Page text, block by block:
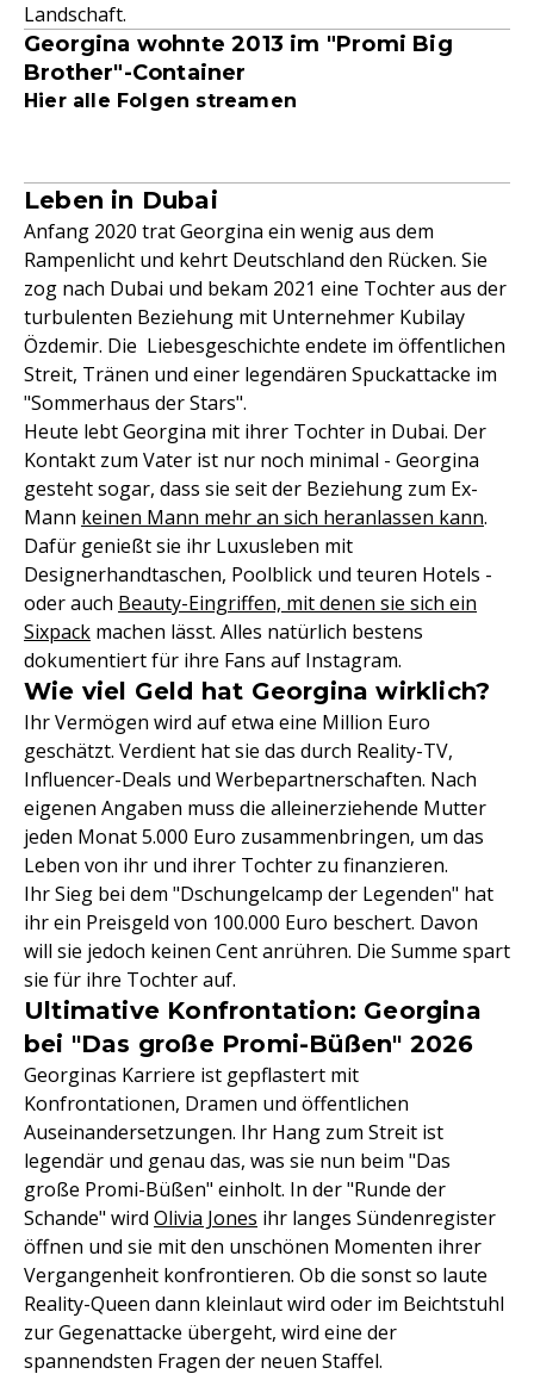
Landschaft.
Georgina wohnte 2013 im "Promi Big
Brother"-Container
Hier alle Folgen streamen
Leben in Dubai
Anfang 2020 trat Georgina ein wenig aus dem
Rampenlicht und kehrt Deutschland den Rücken. Sie
zog nach Dubai und bekam 2021 eine Tochter aus der
turbulenten Beziehung mit Unternehmer Kubilay
Özdemir. Die Liebesgeschichte endete im öffentlichen
Streit, Tränen und einer legendären Spuckattacke im
"Sommerhaus der Stars".
Heute lebt Georgina mit ihrer Tochter in Dubai. Der
Kontakt zum Vater ist nur noch minimal - Georgina
gesteht sogar, dass sie seit der Beziehung zum Ex-
Mann keinen Mann mehr an sich heranlassen kann.
Dafür genießt sie ihr Luxusleben mit
Designerhandtaschen, Poolblick und teuren Hotels -
oder auch Beauty-Eingriffen, mit denen sie sich ein
Sixpack machen lässt. Alles natürlich bestens
dokumentiert für ihre Fans auf Instagram.
Wie viel Geld hat Georgina wirklich?
Ihr Vermögen wird auf etwa eine Million Euro
geschätzt. Verdient hat sie das durch Reality-TV,
Influencer-Deals und Werbepartnerschaften. Nach
eigenen Angaben muss die alleinerziehende Mutter
jeden Monat 5.000 Euro zusammenbringen, um das
Leben von ihr und ihrer Tochter zu finanzieren.
Ihr Sieg bei dem "Dschungelcamp der Legenden" hat
ihr ein Preisgeld von 100.000 Euro beschert. Davon
will sie jedoch keinen Cent anrühren. Die Summe spart
sie für ihre Tochter auf.
Ultimative Konfrontation: Georgina
bei "Das große Promi-Büßen" 2026
Georginas Karriere ist gepflastert mit
Konfrontationen, Dramen und öffentlichen
Auseinandersetzungen. Ihr Hang zum Streit ist
legendär und genau das, was sie nun beim "Das
große Promi-Büßen" einholt. In der "Runde der
Schande" wird Olivia Jones ihr langes Sündenregister
öffnen und sie mit den unschönen Momenten ihrer
Vergangenheit konfrontieren. Ob die sonst so laute
Reality-Queen dann kleinlaut wird oder im Beichtstuhl
zur Gegenattacke übergeht, wird eine der
spannendsten Fragen der neuen Staffel.